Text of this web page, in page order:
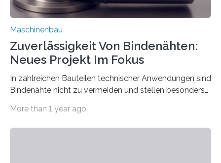
Maschinenbau
Zuverlässigkeit Von Bindenähten:
Neues Projekt Im Fokus
In zahlreichen Bauteilen technischer Anwendungen sind
Bindenähte nicht zu vermeiden und stellen besonders
Matrixmaterials eine große Herausforderung dar.
More than 1 year ago